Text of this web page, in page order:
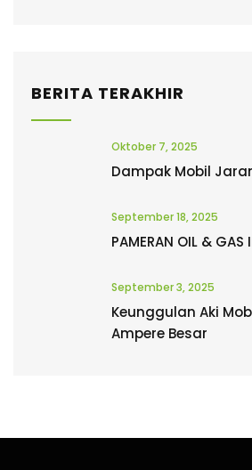
BERITA TERAKHIR
Oktober 7, 2025
Dampak Mobil
September 18, 2025
PAMERAN OIL & GAS
September 3, 2025
Keunggulan Aki
Ampere Besar